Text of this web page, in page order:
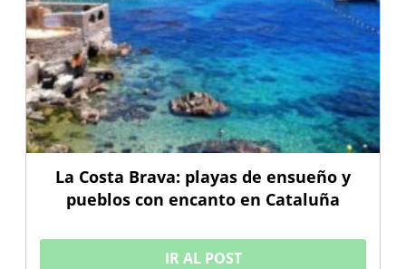
La Costa Brava: playas de ensueño y
pueblos con encanto en Cataluña
IR AL POST